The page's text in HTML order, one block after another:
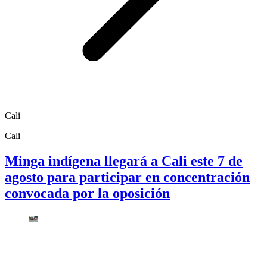
Cali
Cali
Minga indígena llegará a Cali este 7 de
agosto para participar en concentración
convocada por la oposición